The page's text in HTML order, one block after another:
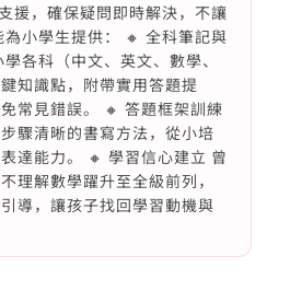
援，確保疑問即時解決，不讓
小學生提供： 🔸 全科筆記與
各科（中文、英文、數學、
知識點，附帶實用答題提
常見錯誤。 🔸 答題框架訓練
驟清晰的書寫方法，從小培
達能力。 🔸 學習信心建立 曾
理解數學躍升至全級前列，
導，讓孩子找回學習動機與